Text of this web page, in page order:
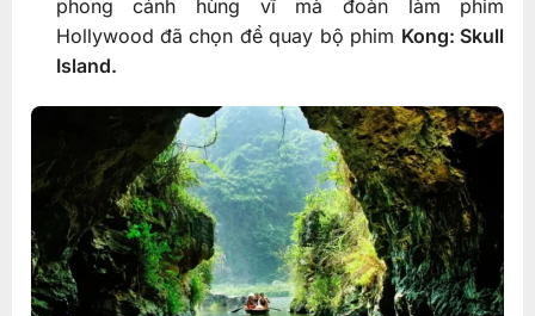
phong cảnh hùng vĩ mà đoàn làm phim
Hollywood đã chọn để quay bộ phim Kong: Skull
Island.